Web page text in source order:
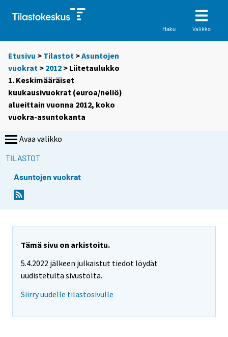
Haku Valikko
Etusivu > Tilastot >Asuntojen
vuokrat > 2012 > Liitetaulukko
1. Keskimääräiset
kuukausivuokrat (euroa/neliö)
alueittain vuonna 2012, koko
vuokra-asuntokanta
Avaa valikko
TILASTOT
Asuntojen vuokrat
Tämä sivu on arkistoitu.
5.4.2022 jälkeen julkaistut tiedot löydät
uudistetulta sivustolta.
Siirry uudelle tilastosivulle